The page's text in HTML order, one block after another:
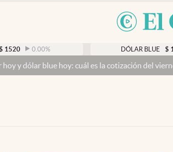
0.00 % DÓLAR BLUE $ 1525
blue hoy: cuál es la cotización del viernes 7 de